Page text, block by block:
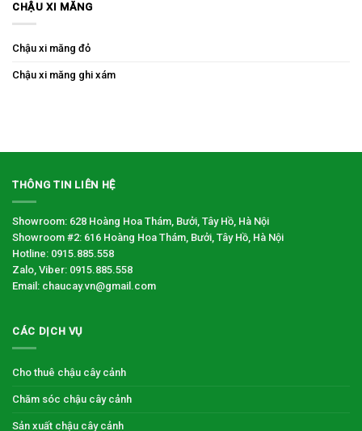
CHẬU XI MĂNG
Chậu xi măng đỏ
Chậu xi măng ghi xám
THÔNG TIN LIÊN HỆ
Showroom: 628 Hoàng Hoa Thám, Bưởi, Tây Hồ, Hà Nội
Showroom #2: 616 Hoàng Hoa Thám, Bưởi, Tây Hồ, Hà Nội
Hotline: 0915.885.558
Zalo, Viber: 0915.885.558
Email: chaucay.vn@gmail.com
CÁC DỊCH VỤ
Cho thuê chậu cây cảnh
Chăm sóc chậu cây cảnh
Sản xuất chậu cây cảnh